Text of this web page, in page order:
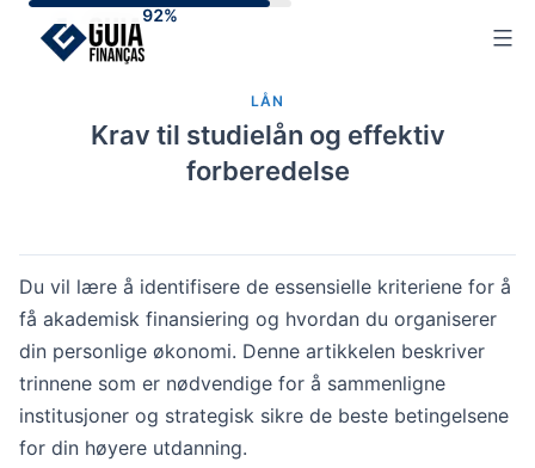
LÅN
Krav til studielån og effektiv
forberedelse
Du vil lære å identifisere de essensielle kriteriene for å
få akademisk finansiering og hvordan du organiserer
din personlige økonomi. Denne artikkelen beskriver
trinnene som er nødvendige for å sammenligne
institusjoner og strategisk sikre de beste betingelsene
for din høyere utdanning.